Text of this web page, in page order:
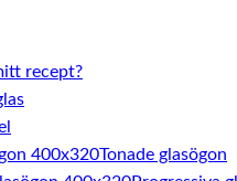
recept?
Tonade glasögon